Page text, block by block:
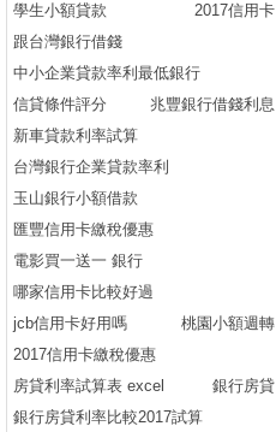
學生小額貸款
2017信用卡
跟台灣銀行借錢
中小企業貸款率利最低銀行
信貸條件評分
兆豐銀行借錢利息
新車貸款利率試算
台灣銀行企業貸款率利
玉山銀行小額借款
匯豐信用卡繳稅優惠
電影買一送一 銀行
哪家信用卡比較好過
jcb信用卡好用嗎
桃園小額週轉
2017信用卡繳稅優惠
房貸利率試算表 excel
銀行房貸
銀行房貸利率比較2017試算